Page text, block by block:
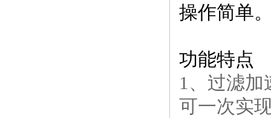
操作简单
功能特点
1、过滤
可一次实